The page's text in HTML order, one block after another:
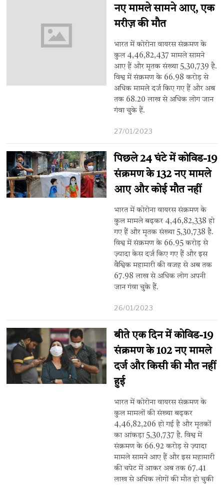
नए मामले सामने आए, एक
मरीज़ की मौत
भारत में कोरोना वायरस संक्रमण के
कुल 4,46,82,437 मामले सामने
आए हैं और मृतक संख्या 5,30,739 है.
विश्व में संक्रमण के 66.98 करोड़ से
अधिक मामले दर्ज किए गए हैं और अब
तक 68.20 लाख से अधिक लोग जान
गंवा चुके हैं.
27/01/2023
पिछले 24 घंटे में कोविड-19
संक्रमण के 132 नए मामले
आए और कोई मौत नहीं
भारत में कोरोना वायरस संक्रमण के
कुल मामले बढ़कर 4,46,82,338 हो
गए हैं और मृतक संख्या 5,30,738 है.
विश्व में संक्रमण के 66.95 करोड़ से
ज़्यादा केस दर्ज किए गए हैं और इस
वैश्विक महामारी की वजह से अब तक
67.98 लाख से अधिक लोग अपनी
जान गंवा चुके हैं.
26/01/2023
बीते एक दिन में कोविड-19
संक्रमण के 102 नए मामले
दर्ज और किसी की मौत नहीं
हुई
भारत में कोरोना वायरस संक्रमण के
कुल मामलों की संख्या बढ़कर
4,46,82,206 हो गई है और मृतकों
का आंकड़ा 5,30,737 है. विश्व में
संक्रमण के 66.92 करोड़ से ज़्यादा
मामले सामने आए हैं और इस महामारी
की चपेट में आकर अब तक 67.41
लाख से अधिक लोगों की मौत हो चुकी